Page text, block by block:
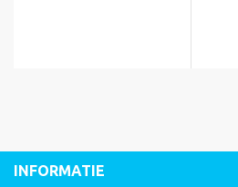
INFORMATIE